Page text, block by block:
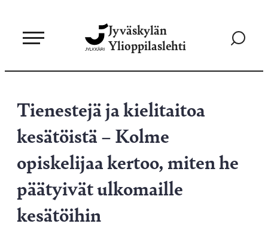
sisältöön
Jyväskylän
Ylioppilaslehti
Siirry
Tienestejä ja kielitaitoa
kesätöistä – Kolme
opiskelijaa kertoo, miten he
päätyivät ulkomaille
kesätöihin